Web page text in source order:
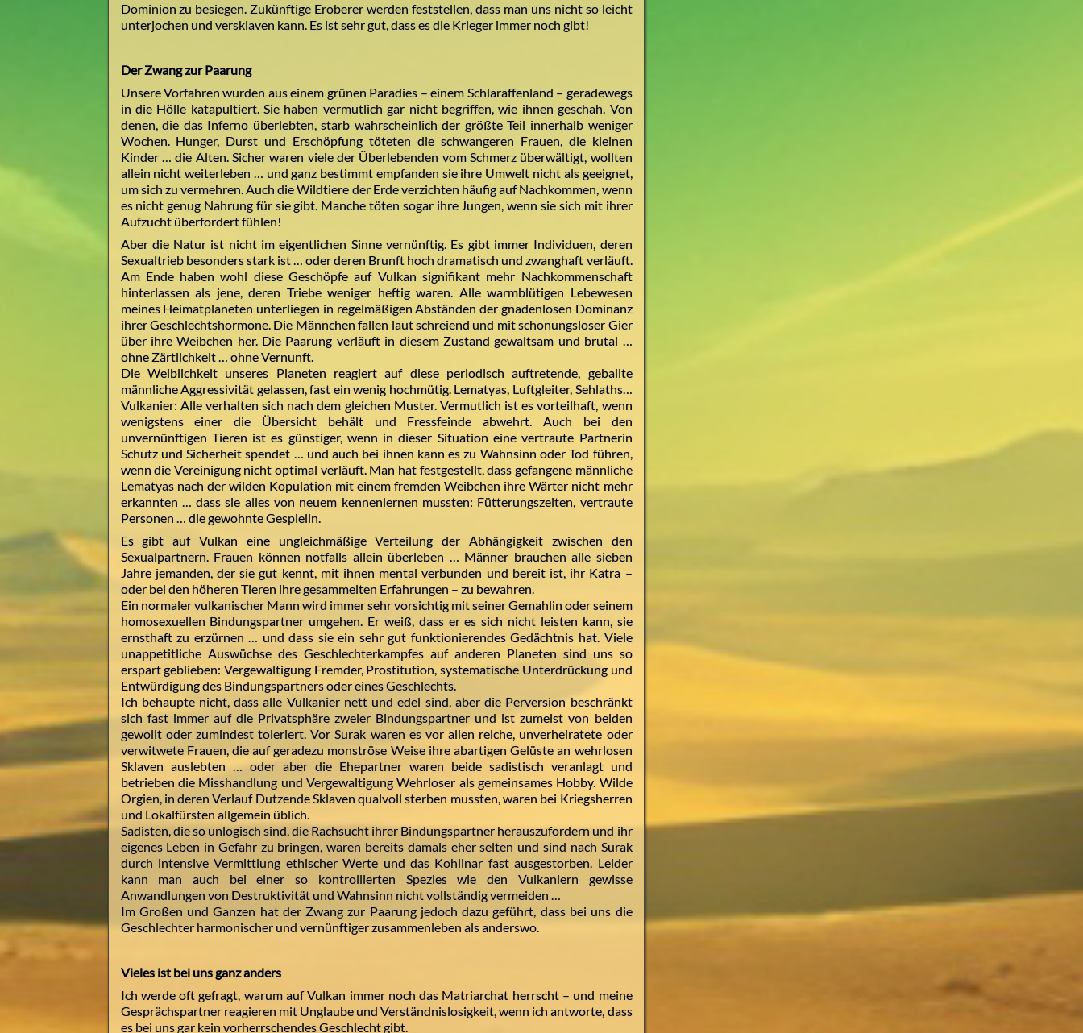
Dominion zu besiegen. Zukünftige Eroberer werden feststellen, dass man uns nicht so leicht
unterjochen und versklaven kann. Es ist sehr gut, dass es die Krieger immer noch gibt!
Der Zwang zur Paarung
Unsere Vorfahren wurden aus einem grünen Paradies – einem Schlaraffenland – geradewegs
in die Hölle katapultiert. Sie haben vermutlich gar nicht begriffen, wie ihnen geschah. Von
denen, die das Inferno überlebten, starb wahrscheinlich der größte Teil innerhalb weniger
Wochen. Hunger, Durst und Erschöpfung töteten die schwangeren Frauen, die kleinen
Kinder … die Alten. Sicher waren viele der Überlebenden vom Schmerz überwältigt, wollten
allein nicht weiterleben … und ganz bestimmt empfanden sie ihre Umwelt nicht als geeignet,
um sich zu vermehren. Auch die Wildtiere der Erde verzichten häufig auf Nachkommen, wenn
es nicht genug Nahrung für sie gibt. Manche töten sogar ihre Jungen, wenn sie sich mit ihrer
Aufzucht überfordert fühlen!
Aber die Natur ist nicht im eigentlichen Sinne vernünftig. Es gibt immer Individuen, deren
Sexualtrieb besonders stark ist … oder deren Brunft hoch dramatisch und zwanghaft verläuft.
Am Ende haben wohl diese Geschöpfe auf Vulkan signifikant mehr Nachkommenschaft
hinterlassen als jene, deren Triebe weniger heftig waren. Alle warmblütigen Lebewesen
meines Heimatplaneten unterliegen in regelmäßigen Abständen der gnadenlosen Dominanz
ihrer Geschlechtshormone. Die Männchen fallen laut schreiend und mit schonungsloser Gier
über ihre Weibchen her. Die Paarung verläuft in diesem Zustand gewaltsam und brutal …
ohne Zärtlichkeit … ohne Vernunft.
Die Weiblichkeit unseres Planeten reagiert auf diese periodisch auftretende, geballte
männliche Aggressivität gelassen, fast ein wenig hochmütig. Lematyas, Luftgleiter, Sehlaths…
Vulkanier: Alle verhalten sich nach dem gleichen Muster. Vermutlich ist es vorteilhaft, wenn
wenigstens einer die Übersicht behält und Fressfeinde abwehrt. Auch bei den
unvernünftigen Tieren ist es günstiger, wenn in dieser Situation eine vertraute Partnerin
Schutz und Sicherheit spendet … und auch bei ihnen kann es zu Wahnsinn oder Tod führen,
wenn die Vereinigung nicht optimal verläuft. Man hat festgestellt, dass gefangene männliche
Lematyas nach der wilden Kopulation mit einem fremden Weibchen ihre Wärter nicht mehr
erkannten … dass sie alles von neuem kennenlernen mussten: Fütterungszeiten, vertraute
Personen … die gewohnte Gespielin.
Es gibt auf Vulkan eine ungleichmäßige Verteilung der Abhängigkeit zwischen den
Sexualpartnern. Frauen können notfalls allein überleben … Männer brauchen alle sieben
Jahre jemanden, der sie gut kennt, mit ihnen mental verbunden und bereit ist, ihr Katra –
oder bei den höheren Tieren ihre gesammelten Erfahrungen – zu bewahren.
Ein normaler vulkanischer Mann wird immer sehr vorsichtig mit seiner Gemahlin oder seinem
homosexuellen Bindungspartner umgehen. Er weiß, dass er es sich nicht leisten kann, sie
ernsthaft zu erzürnen … und dass sie ein sehr gut funktionierendes Gedächtnis hat. Viele
unappetitliche Auswüchse des Geschlechterkampfes auf anderen Planeten sind uns so
erspart geblieben: Vergewaltigung Fremder, Prostitution, systematische Unterdrückung und
Entwürdigung des Bindungspartners oder eines Geschlechts.
Ich behaupte nicht, dass alle Vulkanier nett und edel sind, aber die Perversion beschränkt
sich fast immer auf die Privatsphäre zweier Bindungspartner und ist zumeist von beiden
gewollt oder zumindest toleriert. Vor Surak waren es vor allen reiche, unverheiratete oder
verwitwete Frauen, die auf geradezu monströse Weise ihre abartigen Gelüste an wehrlosen
Sklaven auslebten … oder aber die Ehepartner waren beide sadistisch veranlagt und
betrieben die Misshandlung und Vergewaltigung Wehrloser als gemeinsames Hobby. Wilde
Orgien, in deren Verlauf Dutzende Sklaven qualvoll sterben mussten, waren bei Kriegsherren
und Lokalfürsten allgemein üblich.
Sadisten, die so unlogisch sind, die Rachsucht ihrer Bindungspartner herauszufordern und ihr
eigenes Leben in Gefahr zu bringen, waren bereits damals eher selten und sind nach Surak
durch intensive Vermittlung ethischer Werte und das Kohlinar fast ausgestorben. Leider
kann man auch bei einer so kontrollierten Spezies wie den Vulkaniern gewisse
Anwandlungen von Destruktivität und Wahnsinn nicht vollständig vermeiden …
Im Großen und Ganzen hat der Zwang zur Paarung jedoch dazu geführt, dass bei uns die
Geschlechter harmonischer und vernünftiger zusammenleben als anderswo.
Vieles ist bei uns ganz anders
Ich werde oft gefragt, warum auf Vulkan immer noch das Matriarchat herrscht – und meine
Gesprächspartner reagieren mit Unglaube und Verständnislosigkeit, wenn ich antworte, dass
es bei uns gar kein vorherrschendes Geschlecht gibt.